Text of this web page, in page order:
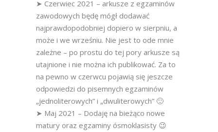
➤ Czerwiec 2021 – arkusze z egzaminów
zawodowych będę mógł dodawać
najprawdopodobniej dopiero w sierpniu, a
może i we wrześniu. Nie jest to ode mnie
zależne – po prostu do tej pory arkusze są
utajnione i nie można ich publikować. Za to
na pewno w czerwcu pojawią się jeszcze
odpowiedzi do pisemnych egzaminów
„jednoliterowych” i „dwuliterowych” 🙂
➤ Maj 2021 – Dodaję na bieżąco nowe
matury oraz egzaminy ósmoklasisty 😉